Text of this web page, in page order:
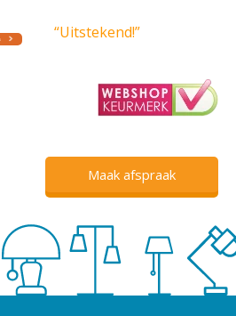
“Uitstekend!”
Maak afspraak